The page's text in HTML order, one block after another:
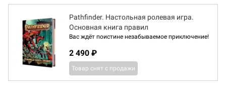
Pathfinder. Настольная ролевая игра.
Основная книга правил
Вас ждёт поистине незабываемое приключение!
2 490 ₽
Товар снят с продажи